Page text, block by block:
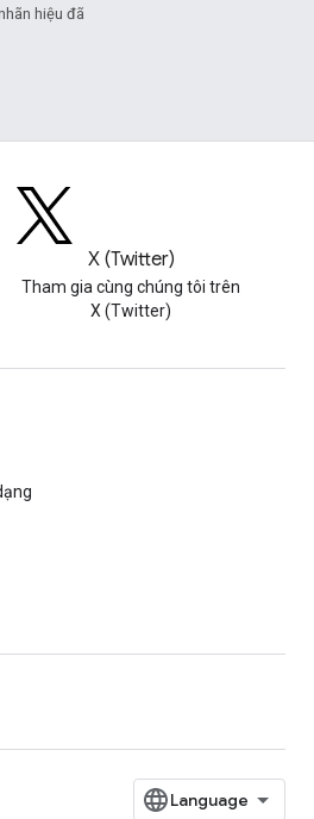
hiệu đã
X (Twitter)
Tham gia cùng chúng tôi trên
X (Twitter)